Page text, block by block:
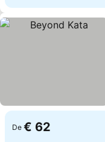
De € 62